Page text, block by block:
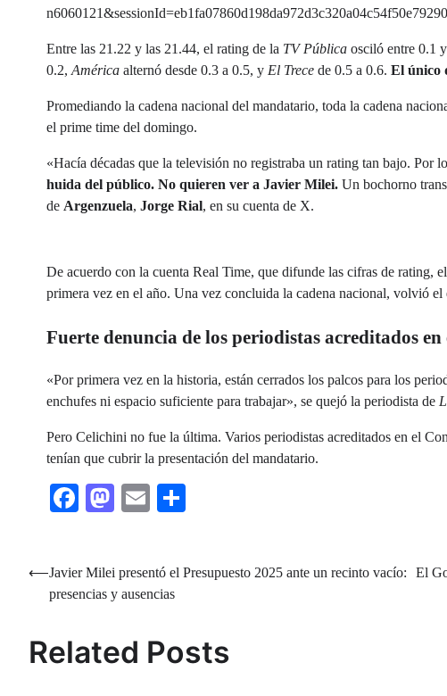
Entre las 21.22 y las 21.44, el rating de la TV Pública osciló entre 0.1
0.2, América alternó desde 0.3 a 0.5, y El Trece de 0.5 a 0.6. El único
Promediando la cadena nacional del mandatario, toda la cadena
el prime time del domingo.
«Hacía décadas que la televisión no registraba un rating tan bajo. Por
huida del público. No quieren ver a Javier Milei. Un bochorno
de Argenzuela, Jorge Rial, en su cuenta de X.
De acuerdo con la cuenta Real Time, que difunde las cifras de rating,
primera vez en el año. Una vez concluida la cadena nacional, volvió
Fuerte denuncia de los periodistas acreditados en
«Por primera vez en la historia, están cerrados los palcos para los
enchufes ni espacio suficiente para trabajar», se quejó la periodista de
Pero Celichini no fue la última. Varios periodistas acreditados en el
tenían que cubrir la presentación del mandatario.
Facebook
Mastodon
Email
Navegación
⟵Javier Milei presentó el Presupuesto 2025 ante un recinto vacío:
presencias y ausencias
El
Related Posts